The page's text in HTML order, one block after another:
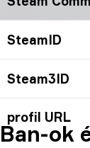
SteamID
Steam3ID
profil URL
Ban-ok